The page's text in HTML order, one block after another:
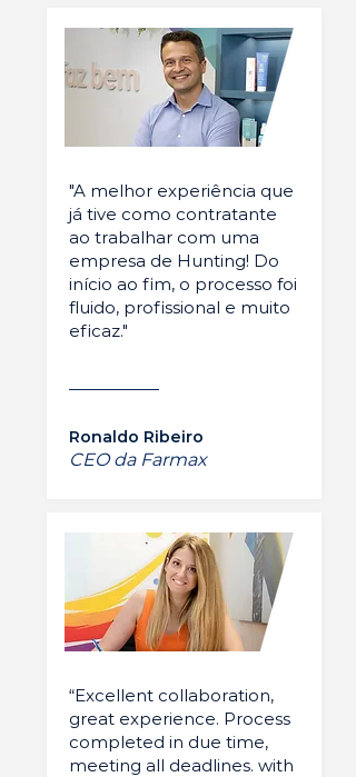
"A melhor experiência que
já tive como contratante
ao trabalhar com uma
empresa de Hunting! Do
início ao fim, o processo foi
fluido, profissional e muito
eficaz."
Ronaldo Ribeiro
CEO da Farmax
“Excellent collaboration,
great experience. Process
completed in due time,
meeting all deadlines. with